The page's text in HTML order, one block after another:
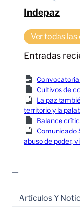
Indepaz
Ver todas las
Entradas
Cultivos de
La paz
territorio y la
Balance
Comunicado
abuso de poder,
—
Artículos Y